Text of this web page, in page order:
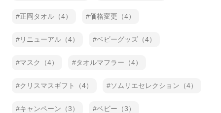
正岡タオル（4） 価格変更（4）
リニューアル（4） ベビーグッズ（4）
マスク（4） タオルマフラー（4）
クリスマスギフト（4） ソムリエセレクション（4）
キャンペーン（3） ベビー（3）